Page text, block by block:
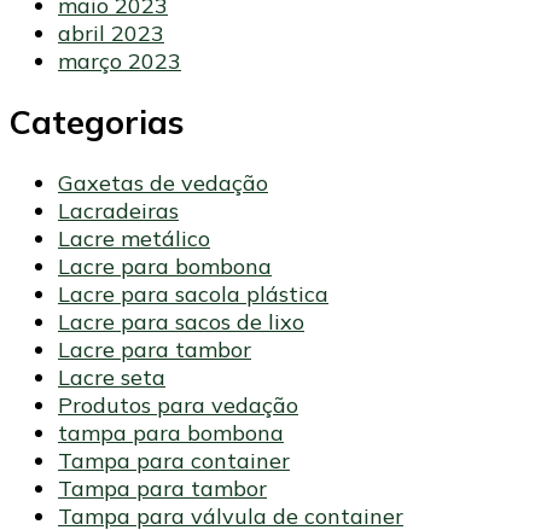
abril 2023
março 2023
Categorias
Gaxetas de vedação
Lacradeiras
Lacre metálico
Lacre para bombona
Lacre para sacola plástica
Lacre para sacos de lixo
Lacre para tambor
Lacre seta
Produtos para vedação
tampa para bombona
Tampa para container
Tampa para tambor
Tampa para válvula de container